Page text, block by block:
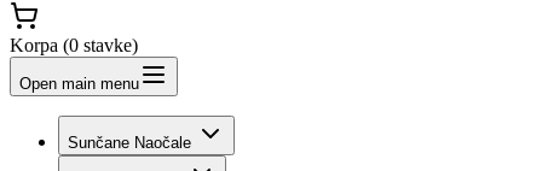
Korpa (0 stavke)
Open main menu
Sunčane Naočale